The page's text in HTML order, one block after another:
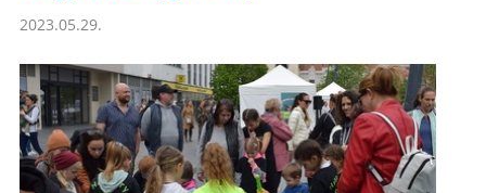
2023.05.29.